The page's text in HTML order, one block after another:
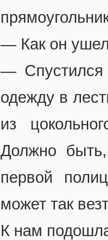
— Как он
—
одежду в
из
Должно
первой
может так
К нам